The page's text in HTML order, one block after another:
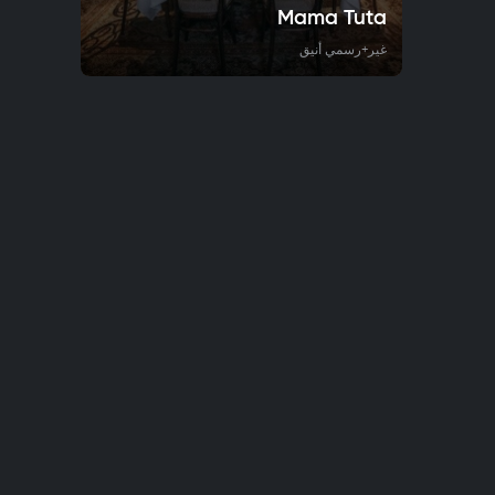
Mama Tuta
غير+رسمي أنيق